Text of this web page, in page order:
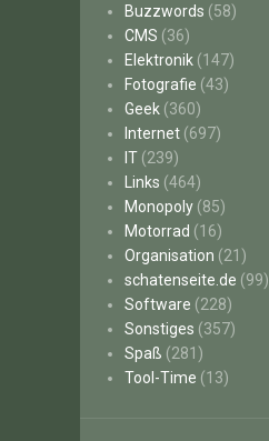
Buzzwords (58)
CMS (36)
Elektronik (147)
Fotografie (43)
Geek (360)
Internet (697)
IT (239)
Links (464)
Monopoly (85)
Motorrad (16)
Organisation (21)
schatenseite.de (99)
Software (228)
Sonstiges (357)
Spaß (281)
Tool-Time (13)